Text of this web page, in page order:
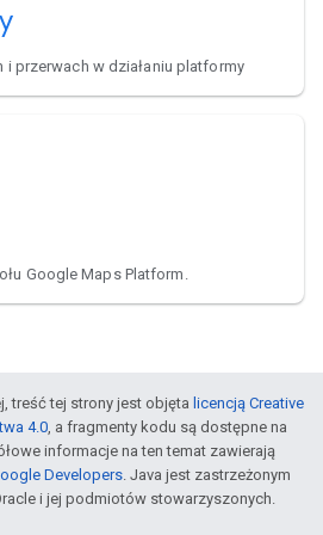
przerwach w działaniu platformy
Google Maps Platform.
treść tej strony jest objęta licencją Creative
4.0, a fragmenty kodu są dostępne na
informacje na ten temat zawierają
Developers. Java jest zastrzeżonym
i jej podmiotów stowarzyszonych.